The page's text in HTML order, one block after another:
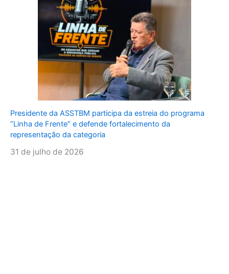
Presidente da ASSTBM participa da estreia do programa
“Linha de Frente” e defende fortalecimento da
representação da categoria
31 de julho de 2026